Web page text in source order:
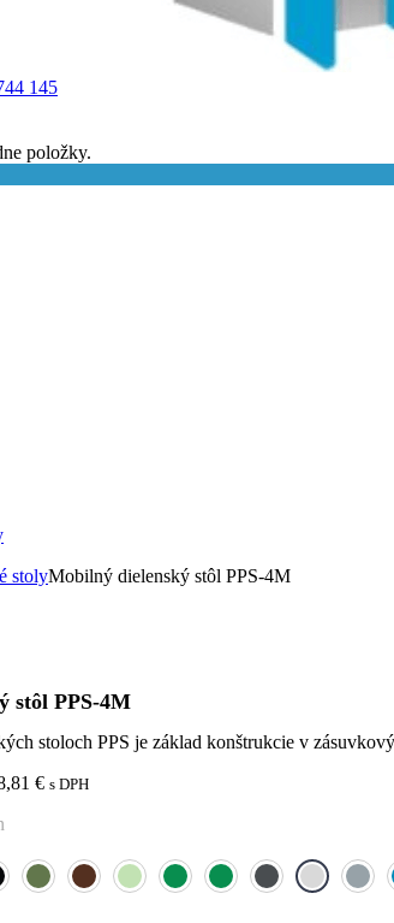
145
položky.
stolyMobilný dielenský stôl PPS-4M
stôl PPS-4M
stoloch PPS je základ konštrukcie v
€ s DPH